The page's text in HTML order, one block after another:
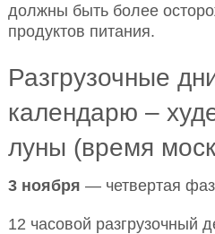
должны быть более
продуктов питания.
Разгрузочные
календарю –
луны (время
3 ноября — четвертая
12 часовой разгрузочный